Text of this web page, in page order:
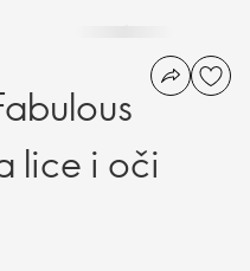
lice i oči